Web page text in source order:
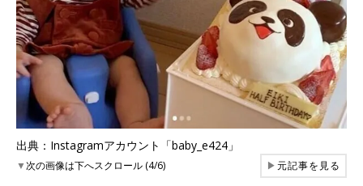
出典：Instagramアカウント「baby_e424」
▼次の画像は下へスクロール (4/6) ▶元記事を見る